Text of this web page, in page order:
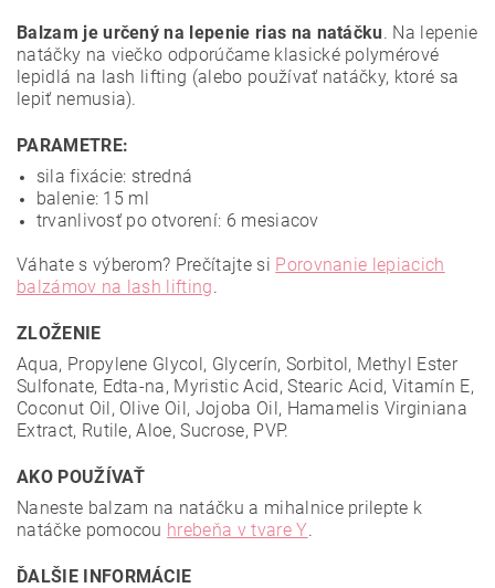
Balzam je určený na lepenie rias na natáčku. Na lepenie
natáčky na viečko odporúčame klasické polymérové
lepidlá na lash lifting (alebo používať natáčky, ktoré sa
lepiť nemusia).
PARAMETRE:
sila fixácie: stredná
balenie: 15 ml
trvanlivosť po otvorení: 6 mesiacov
Váhate s výberom? Prečítajte si Porovnanie lepiacich
balzámov na lash lifting.
ZLOŽENIE
Aqua, Propylene Glycol, Glycerín, Sorbitol, Methyl Ester
Sulfonate, Edta-na, Myristic Acid, Stearic Acid, Vitamín E,
Coconut Oil, Olive Oil, Jojoba Oil, Hamamelis Virginiana
Extract, Rutile, Aloe, Sucrose, PVP.
AKO POUŽÍVAŤ
Naneste balzam na natáčku a mihalnice prilepte k
natáčke pomocou hrebeňa v tvare Y.
ĎALŠIE INFORMÁCIE